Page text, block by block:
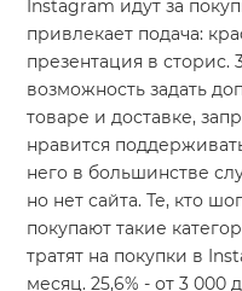
Instagram идут за
привлекает подача:
презентация в сторис.
возможность задать
товаре и доставке,
нравится
него в большинстве
но нет сайта. Те, кто
покупают такие
тратят на покупки в
месяц. 25,6% - от 3 000